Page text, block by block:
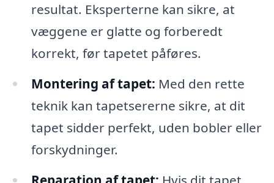
resultat. Eksperterne kan sikre, at
væggene er glatte og forberedt
korrekt, før tapetet påføres.
Montering af tapet: Med den rette
teknik kan tapetsererne sikre, at dit
tapet sidder perfekt, uden bobler eller
forskydninger.